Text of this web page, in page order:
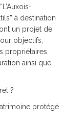
à destination
un projet de
objectifs,
propriétaires
ainsi que
?
protégé